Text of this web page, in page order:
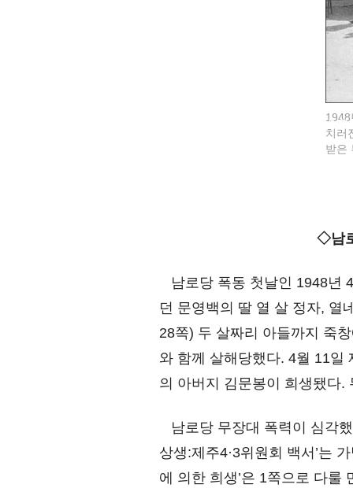
치러
받은
◇남로당 무장대, 열
남로당 폭동 첫날인 1948년
던 문영백의 딸 열 살 정자, 열
28쪽) 두 살짜리 아들까지 죽
와 함께 살해당했다. 4월 11일
의 아버지 김문봉이 희생됐다.
남로당 무장대 폭력이 심각
상생:제주4·3위원회 백서’는
에 의한 희생’은 1쪽으로 다룰